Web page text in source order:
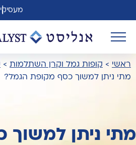
ראשי > קופות גמל וקרן השתלמות >
מתי ניתן למשוך כסף מקופת הגמל?
מתי ניתן